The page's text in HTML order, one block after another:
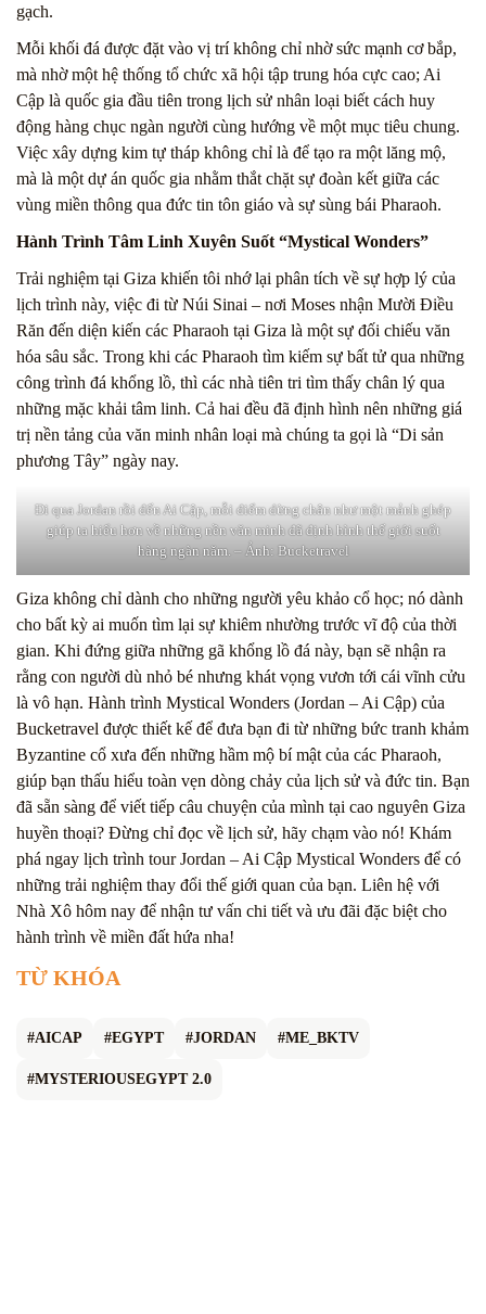
gạch.
Mỗi khối đá được đặt vào vị trí không chỉ nhờ sức mạnh cơ bắp,
mà nhờ một hệ thống tổ chức xã hội tập trung hóa cực cao; Ai
Cập là quốc gia đầu tiên trong lịch sử nhân loại biết cách huy
động hàng chục ngàn người cùng hướng về một mục tiêu chung.
Việc xây dựng kim tự tháp không chỉ là để tạo ra một lăng mộ,
mà là một dự án quốc gia nhằm thắt chặt sự đoàn kết giữa các
vùng miền thông qua đức tin tôn giáo và sự sùng bái Pharaoh.
Hành Trình Tâm Linh Xuyên Suốt “Mystical Wonders”
Trải nghiệm tại Giza khiến tôi nhớ lại phân tích về sự hợp lý của
lịch trình này, việc đi từ Núi Sinai – nơi Moses nhận Mười Điều
Răn đến diện kiến các Pharaoh tại Giza là một sự đối chiếu văn
hóa sâu sắc. Trong khi các Pharaoh tìm kiếm sự bất tử qua những
công trình đá khổng lồ, thì các nhà tiên tri tìm thấy chân lý qua
những mặc khải tâm linh. Cả hai đều đã định hình nên những giá
trị nền tảng của văn minh nhân loại mà chúng ta gọi là “Di sản
phương Tây” ngày nay.
Đi qua Jordan rồi đến Ai Cập, mỗi điểm dừng chân như một mảnh ghép
giúp ta hiểu hơn về những nền văn minh đã định hình thế giới suốt
hàng ngàn năm. – Ảnh: Bucketravel
Giza không chỉ dành cho những người yêu khảo cổ học; nó dành
cho bất kỳ ai muốn tìm lại sự khiêm nhường trước vĩ độ của thời
gian. Khi đứng giữa những gã khổng lồ đá này, bạn sẽ nhận ra
rằng con người dù nhỏ bé nhưng khát vọng vươn tới cái vĩnh cửu
là vô hạn. Hành trình Mystical Wonders (Jordan – Ai Cập) của
Bucketravel được thiết kế để đưa bạn đi từ những bức tranh khảm
Byzantine cổ xưa đến những hầm mộ bí mật của các Pharaoh,
giúp bạn thấu hiểu toàn vẹn dòng chảy của lịch sử và đức tin. Bạn
đã sẵn sàng để viết tiếp câu chuyện của mình tại cao nguyên Giza
huyền thoại? Đừng chỉ đọc về lịch sử, hãy chạm vào nó! Khám
phá ngay lịch trình tour Jordan – Ai Cập Mystical Wonders để có
những trải nghiệm thay đổi thế giới quan của bạn. Liên hệ với
Nhà Xô hôm nay để nhận tư vấn chi tiết và ưu đãi đặc biệt cho
hành trình về miền đất hứa nha!
TỪ KHÓA
#AICAP #EGYPT #JORDAN #ME_BKTV
#MYSTERIOUSEGYPT 2.0